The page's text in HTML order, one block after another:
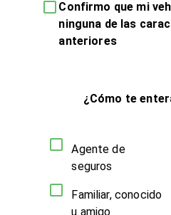
Confirmo que mi
ninguna de las
anteriores
¿Cómo te
Agente de
seguros
Familiar, conocido
u amigo